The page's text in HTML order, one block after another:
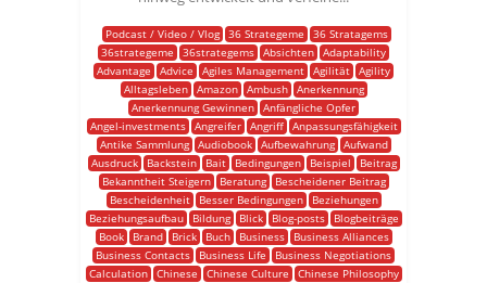
Podcast / Video / Vlog 36 Strategeme
36 Stratagems
36strategeme
36strategems Absichten Adaptability
Advantage
Advice Agiles Management Agilität Agility
Alltagsleben
Amazon Ambush
Anerkennung
Anerkennung Gewinnen Anfängliche Opfer
Angel-investments
Angreifer Angriff
Anpassungsfähigkeit
Antike Sammlung
Audiobook Aufbewahrung
Aufwand
Ausdruck
Backstein Bait Bedingungen Beispiel
Beitrag
Bekanntheit Steigern
Beratung
Bescheidener Beitrag
Bescheidenheit
Besser Bedingungen
Beziehungen
Beziehungsaufbau
Bildung Blick Blog-posts
Blogbeiträge
Book
Brand Brick Buch Business
Business Alliances
Business Contacts
Business Life
Business Negotiations
Calculation
Chinese Chinese Culture
Chinese Philosophy